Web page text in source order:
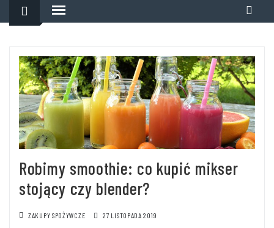
Robimy smoothie: co kupić mikser
stojący czy blender?
ZAKUPY SPOŻYWCZE 27 LISTOPADA 2019